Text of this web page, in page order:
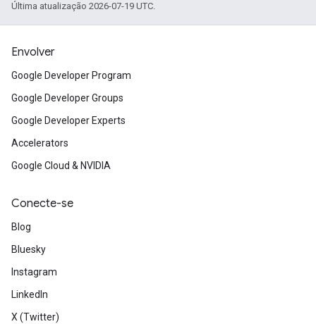
Última atualização 2026-07-19 UTC.
Envolver
Google Developer Program
Google Developer Groups
Google Developer Experts
Accelerators
Google Cloud & NVIDIA
Conecte-se
Blog
Bluesky
Instagram
LinkedIn
X (Twitter)